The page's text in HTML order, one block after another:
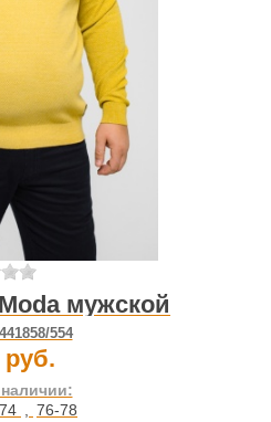
мужской
554
руб.
, 76-78